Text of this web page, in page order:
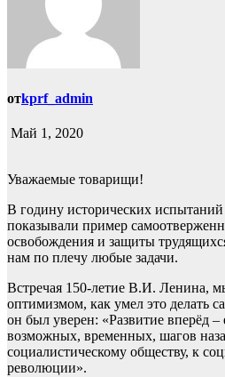
отkprf_admin
Май 1, 2020
Уважаемые товарищи!
В годину исторических
показывали пример
освобождения и защиты
нам по плечу любые задачи.
Встречая 150-летие В.И. Ленина,
оптимизмом, как умел это делать
он был уверен: «Развитие вперёд
возможных, временных, шагов
социалистическому обществу, к
революции».